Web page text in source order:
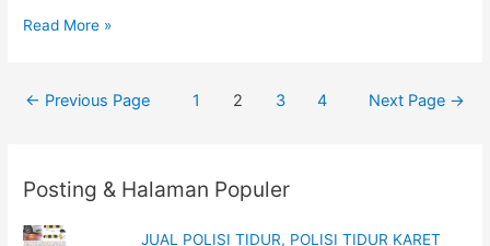
RANTAI
Read More »
Posts
← Previous Page 1 2 3 4 Next Page →
Posting & Halaman Populer
JUAL POLISI TIDUR, POLISI TIDUR KARET